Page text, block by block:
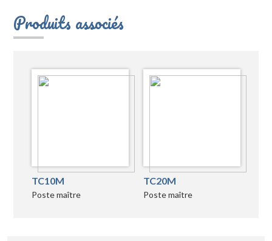
Produits associés
TC10M
Poste maître
TC20M
Poste maître